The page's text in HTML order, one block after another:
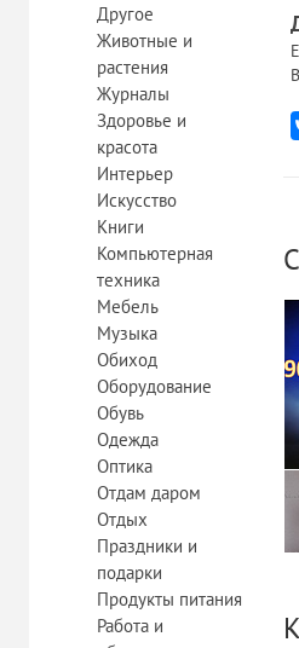
Другое
Животные и
растения
Журналы
Здоровье и
красота
Интерьер
Искусство
Книги
Компьютерная
техника
Мебель
Музыка
Обиход
Оборудование
Обувь
Одежда
Оптика
Отдам даром
Отдых
Праздники и
подарки
Продукты питания
Работа и